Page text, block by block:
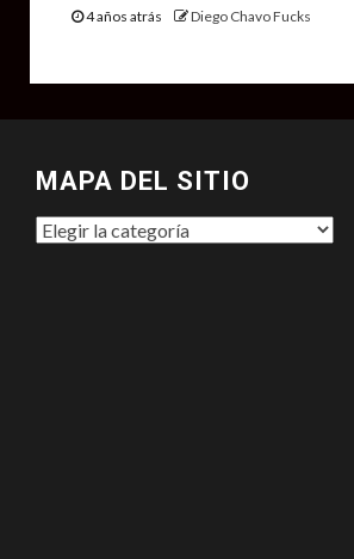
4 años atrás Diego Chavo Fucks
MAPA DEL SITIO
MAPA